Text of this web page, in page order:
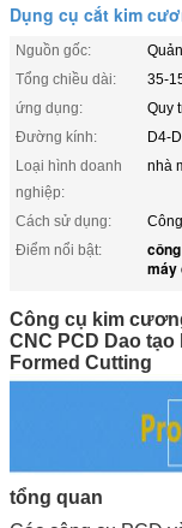
Dụng cụ cắt kim
Nguồn gốc:
Tổng chiều dài:
35-
ứng dụng:
Quy
Đường kính:
D4-
Loại hình doanh
nghiệp:
nhà
Cách sử dụng:
Điểm nổi bật:
máy
Công cụ kim
CNC PCD Dao
Formed Cutting
tổng quan